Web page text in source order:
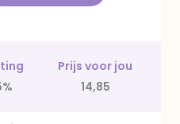
Prijs voor jou
14,85